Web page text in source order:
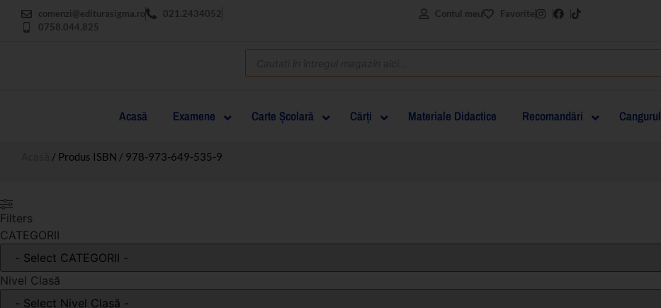
comenzi@editurasigma.ro
021.2434052
0758.044.825
Contul meu Favorite
Acasă Examene Carte Şcolară Cărţi Materiale Didactice Recomandări Cangurul
/ Produs ISBN / 978-973-649-535-9
Filters
CATEGORII
Nivel Clasă